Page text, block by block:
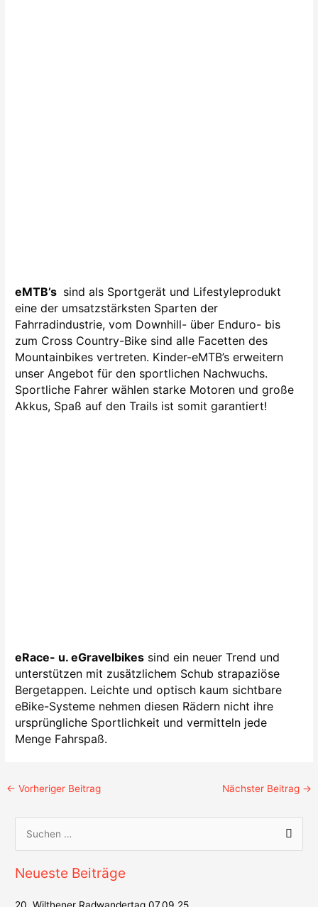
eMTB’s sind als Sportgerät und Lifestyleprodukt
eine der umsatzstärksten Sparten der
Fahrradindustrie, vom Downhill- über Enduro- bis
zum Cross Country-Bike sind alle Facetten des
Mountainbikes vertreten. Kinder-eMTB’s erweitern
unser Angebot für den sportlichen Nachwuchs.
Sportliche Fahrer wählen starke Motoren und große
Akkus, Spaß auf den Trails ist somit garantiert!
eRace- u. eGravelbikes sind ein neuer Trend und
unterstützen mit zusätzlichem Schub strapaziöse
Bergetappen. Leichte und optisch kaum sichtbare
eBike-Systeme nehmen diesen Rädern nicht ihre
ursprüngliche Sportlichkeit und vermitteln jede
Menge Fahrspaß.
← Vorheriger Beitrag Nächster Beitrag →
c
Neueste Beiträge
20. Wilthener Radwandertag 07.09.25